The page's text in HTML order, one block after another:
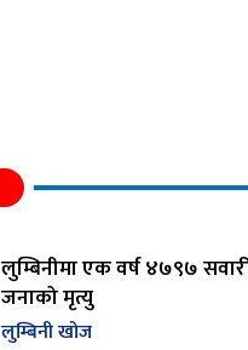
लुम्बिनीमा एक वर्ष ४७९७
जनाको मृत्यु
लुम्बिनी खोज